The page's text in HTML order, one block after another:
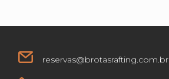
reservas@brotasrafting.com.br